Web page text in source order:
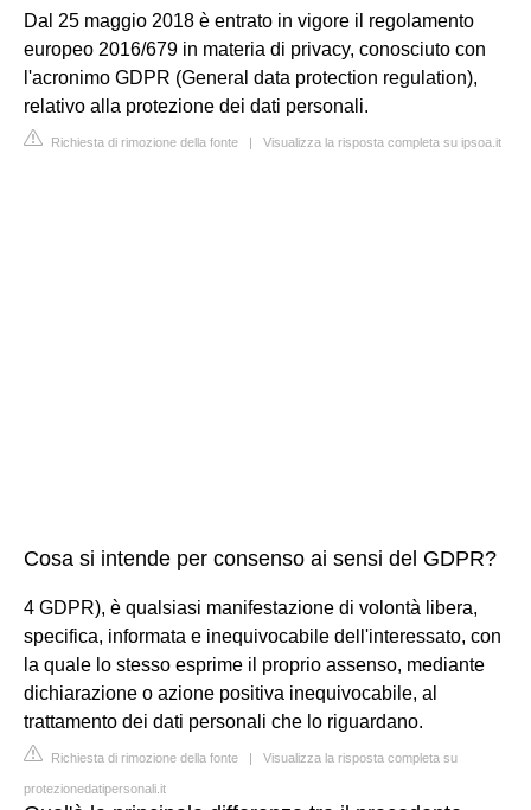
Dal 25 maggio 2018 è entrato in vigore il regolamento
europeo 2016/679 in materia di privacy, conosciuto con
l'acronimo GDPR (General data protection regulation),
relativo alla protezione dei dati personali.
Richiesta di rimozione della fonte | Visualizza la risposta completa su ipsoa.it
Cosa si intende per consenso ai sensi del GDPR?
4 GDPR), è qualsiasi manifestazione di volontà libera,
specifica, informata e inequivocabile dell'interessato, con
la quale lo stesso esprime il proprio assenso, mediante
dichiarazione o azione positiva inequivocabile, al
trattamento dei dati personali che lo riguardano.
Richiesta di rimozione della fonte | Visualizza la risposta completa su
protezionedatipersonali.it